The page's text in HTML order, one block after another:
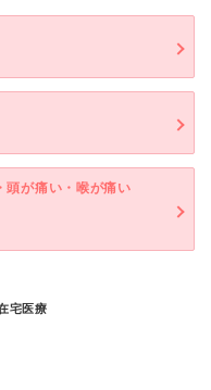
頭が痛い・喉が痛い
宅医療